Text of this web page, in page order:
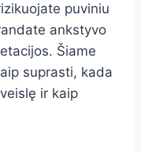
puviniu
ankstyvo
Šiame
suprasti, kada
ir kaip